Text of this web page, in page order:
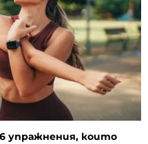
упражнения, които